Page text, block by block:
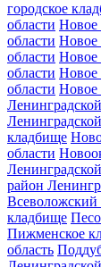
городское
области Новое
области Новое
области Новое
области Новое
области Новое
кладбище
области
район
Всеволожский
кладбище
Пижменское
область